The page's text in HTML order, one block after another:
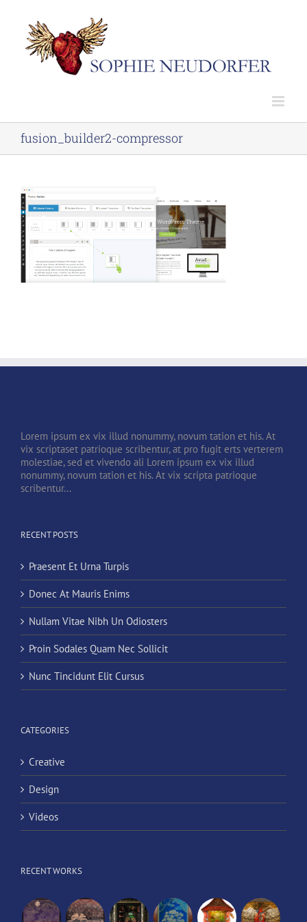
content
fusion_builder2-compressor
Lorem ipsum ex vix illud nonummy, novum tation et his. At
vix scriptaset patrioque scribentur, at pro fugit erts verterem
molestiae, sed et vivendo ali Lorem ipsum ex vix illud
nonummy, novum tation et his. At vix scripta patrioque
scribentur...
RECENT POSTS
Praesent Et Urna Turpis
Donec At Mauris Enims
Nullam Vitae Nibh Un Odiosters
Proin Sodales Quam Nec Sollicit
Nunc Tincidunt Elit Cursus
CATEGORIES
Creative
Design
Videos
RECENT WORKS